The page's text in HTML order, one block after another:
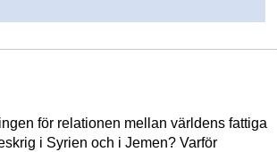
för relationen mellan världens fattiga
i Syrien och i Jemen? Varför